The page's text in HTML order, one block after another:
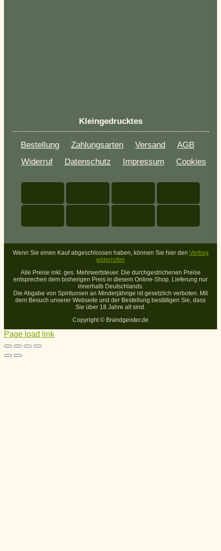
Kleingedrucktes
Bestellung Zahlungsarten Versand
AGB
Widerruf
Datenschutz Impressum Cookies
Wenn Sie einen Kauf abgeschlossen haben, können Sie hier den Vertrag
widerrufen
Alle Preise inkl. ges. Mehrwertsteuer. Die durchgestrichenen Preise
entsprechen dem bisherigen Preis in diesem Online-Shop. Lieferung nur
innerhalb Deutschlands.
Die Abgabe von Spirituosen an Minderjährige ist gesetzlich verboten. Mit
dem Besuch unserer Webseite und der Bestellung bestätigen Sie, dass
Sie über 18 Jahre alt sind.
Copyright © Brandgeister.de
Page load link